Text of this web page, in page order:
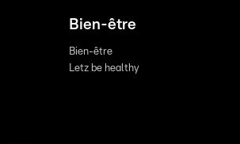
Bien-être
Bien-être
Letz be healthy